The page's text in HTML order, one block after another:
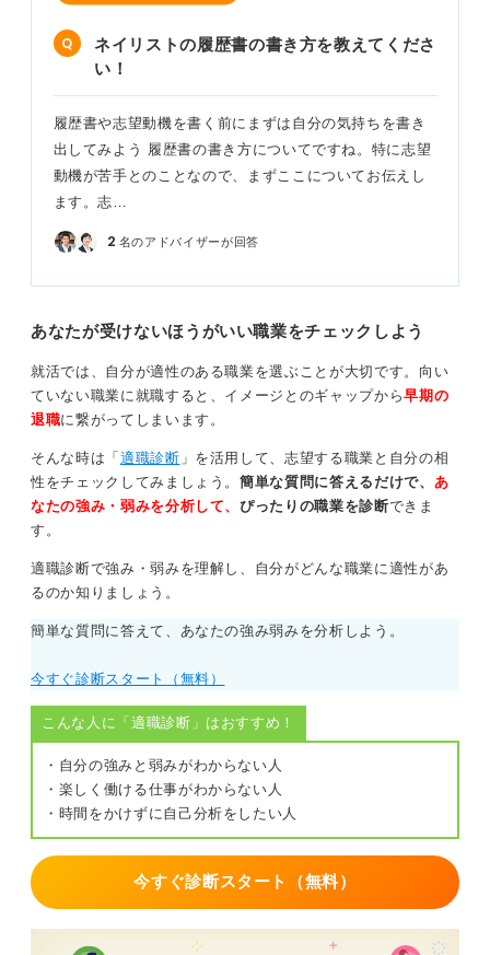
ネイリストの履歴書の書き方を教えてくださ
い！
履歴書や志望動機を書く前にまずは自分の気持ちを書き
出してみよう 履歴書の書き方についてですね。特に志望
動機が苦手とのことなので、まずここについてお伝えし
ます。志…
2 名のアドバイザーが回答
あなたが受けないほうがいい職業をチェックしよう
就活では、自分が適性のある職業を選ぶことが大切です。向い
ていない職業に就職すると、イメージとのギャップから早期の
退職に繋がってしまいます。
そんな時は「 適職診断 」を活用して、志望する職業と自分の相
性をチェックしてみましょう。簡単な質問に答えるだけで、 あ
なたの強み・弱みを分析して、ぴったりの職業を診断できま
す。
適職診断で強み・弱みを理解し、自分がどんな職業に適性があ
るのか知りましょう。
簡単な質問に答えて、あなたの強み弱みを分析しよう。
今すぐ診断スタート（無料）
こんな人に「適職診断」はおすすめ！
・自分の強みと弱みがわからない人
・楽しく働ける仕事がわからない人
・時間をかけずに自己分析をしたい人
今すぐ診断スタート（無料）